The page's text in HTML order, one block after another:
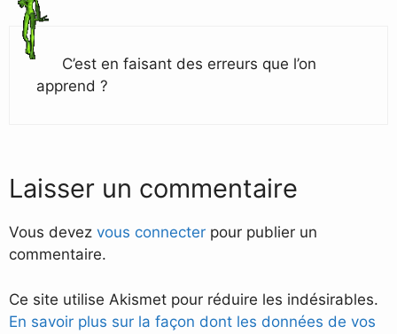
C’est en faisant des erreurs que l’on
apprend ?
Laisser un commentaire
Vous devez vous connecter pour publier un
commentaire.
Ce site utilise Akismet pour réduire les indésirables.
En savoir plus sur la façon dont les données de vos